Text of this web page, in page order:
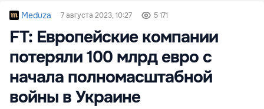
Meduza 7 августа 2023, 10:27 5 171
FT: Европейские компании
потеряли 100 млрд евро с
начала полномасштабной
войны в Украине